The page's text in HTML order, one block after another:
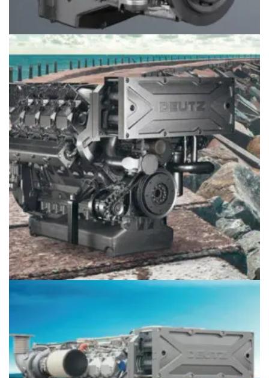
Động cơ Deutz máy tàu thủy 1013M (72-195 kW or 97-
261 hp)
Giá097.796.5752